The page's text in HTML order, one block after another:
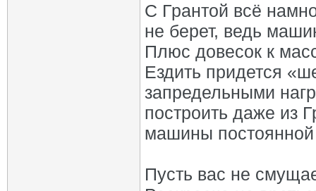
С Грантой всё
не берет, ведь
Плюс довесок к
Ездить придется
запредельными
построить даже из
машины
Пусть вас не